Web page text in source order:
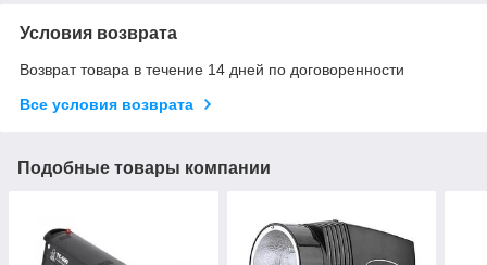
Условия возврата
Возврат товара в течение 14 дней по договоренности
Все условия возврата
Подобные товары компании